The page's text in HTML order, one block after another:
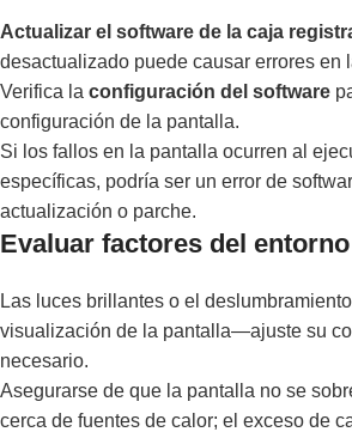
Actualizar el software de la caja
desactualizado puede causar errores en
Verifica la configuración del software
configuración de la pantalla.
Si los fallos en la pantalla ocurren al
específicas, podría ser un error de
actualización o parche.
Evaluar factores del
Las luces brillantes o el
visualización de la pantalla—ajuste su
necesario.
Asegurarse de que la pantalla no se
cerca de fuentes de calor; el exceso de